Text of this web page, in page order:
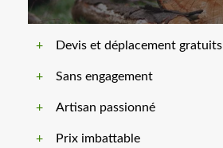
Devis et déplacement gratuits
Sans engagement
Artisan passionné
Prix imbattable